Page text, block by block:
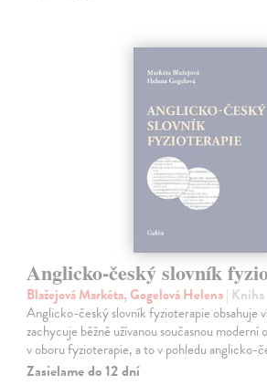
Anglicko-český slovník
Blažejová Markéta, Gogelová Helena| Kniha
Anglicko-český slovník fyzioterapie obsahuje
zachycuje běžně užívanou současnou moderní
v oboru fyzioterapie, a to v pohledu anglicko-
Zasielame do 12 dní